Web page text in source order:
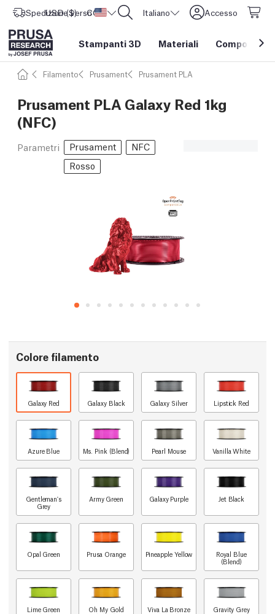
Spedizione verso Stati Uniti d'America
USD ($) CORE One L: Ora disponibile! Italiano Accesso
Stampanti 3D Materiali Componenti
Filamento Prusament Prusament PLA
Prusament PLA Galaxy Red 1kg
(NFC)
Parametri Prusament
NFC
Rosso
Colore filamento
Galaxy Red Galaxy Black Galaxy Silver Lipstick Red
Azure Blue Ms. Pink (Blend) Pearl Mouse Vanilla White
Gentleman's
Grey
Army Green Galaxy Purple Jet Black
Opal Green Prusa Orange Pineapple Yellow
Royal Blue
(Blend)
Lime Green
Oh My Gold
Viva La Bronze
Gravity Grey